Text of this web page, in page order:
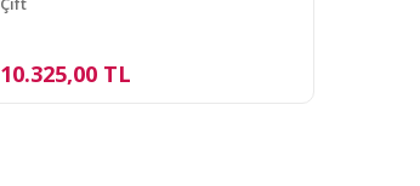
10.325,00 TL